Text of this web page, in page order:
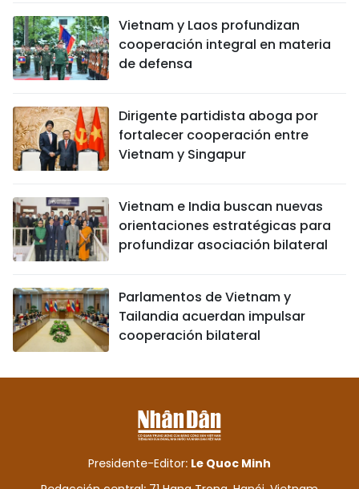
Vietnam y Laos profundizan
cooperación integral en materia
de defensa
Dirigente partidista aboga por
fortalecer cooperación entre
Vietnam y Singapur
Vietnam e India buscan nuevas
orientaciones estratégicas para
profundizar asociación bilateral
Parlamentos de Vietnam y
Tailandia acuerdan impulsar
cooperación bilateral
Presidente-Editor: Le Quoc Minh